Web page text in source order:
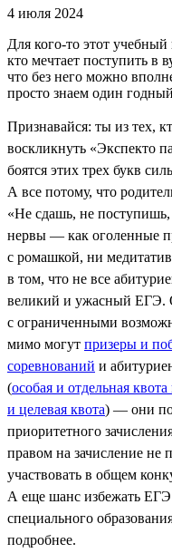
4 июля 2024
Для кого-то этот
кто мечтает поступить в
что без него можно
просто знаем один
Признавайся: ты из тех,
воскликнуть «Экспекто
боятся этих трех букв
А все потому, что
«Не сдашь, не
нервы — как оголенные
с ромашкой, ни
в том, что не все
великий и ужасный ЕГЭ.
с ограниченными
мимо могут призеры и
соревнований и
(особая и отдельная
и целевая квота) — они
приоритетного
правом на зачисление не
участвовать в общем
А еще шанс избежать ЕГЭ
специального
подробнее.